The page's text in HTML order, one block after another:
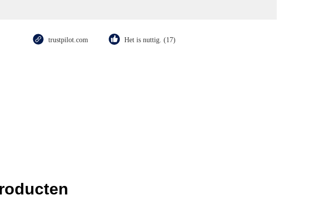
trustpilot.com Het is nuttig. (17)